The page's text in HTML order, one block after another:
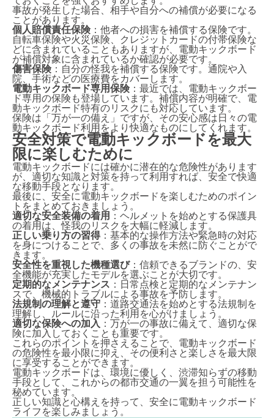
事故が発生した場合、相手や自分への補償が必要になる
ことがあります。
個人賠償責任保険：他者への損害を補償する保険です。
自転車保険や火災保険、クレジットカードの付帯保険な
どに含まれていることもありますが、電動キックボード
が補償対象に含まれているか確認が必要です。
傷害保険：自分の怪我を補償する保険です。通院や入
院、手術などの医療費をカバーします。
電動キックボード専用保険：最近では、電動キックボー
ド専用の保険も登場しています。補償内容が明確で、電
動キックボード特有のリスクにも対応しています。
保険は「万が一の備え」ですが、その安心感は日々の電
動キックボード利用をより快適なものにしてくれます。
安全対策で電動キックボードを最大
限に楽しむために
電動キックボードには確かに潜在的な危険性があります
が、適切な知識と対策を持って利用すれば、安全で快適
な移動手段となります。
最後に、安全に電動キックボードを楽しむためのポイン
トをまとめておきましょう。
適切な安全装備の着用
：ヘルメットを始めとする保護具
の着用は、怪我のリスクを大幅に軽減します。
正しい乗り方の習得：基本的な操作方法や緊急時の対応
を身につけることで、多くの事故を未然に防ぐことがで
きます。
安全性を重視した機種選び：信頼できるブランドの、安
全機能が充実したモデルを選ぶことが大切です。
定期的なメンテナンス ：日常点検と定期的なメンテナン
スで、機械的トラブルによる事故を予防します。
法規制の理解と遵守 ：道路交通法を始めとする法規制を
理解し、ルールに沿った利用を心がけましょう。
適切な保険への加入 ：万が一の事故に備えて、適切な保
険に加入しておくことも重要です。
これらのポイントを押さえることで、電動キックボード
の危険性を最小限に抑え、その便利さと楽しさを最大限
に享受することができます。
電動キックボードは、環境に優しく、渋滞知らずの移動
手段として、これからの都市交通の一翼を担う可能性を
秘めています。
正しい知識と心構えを持って、安全に電動キックボード
ライフを楽しみましょう。